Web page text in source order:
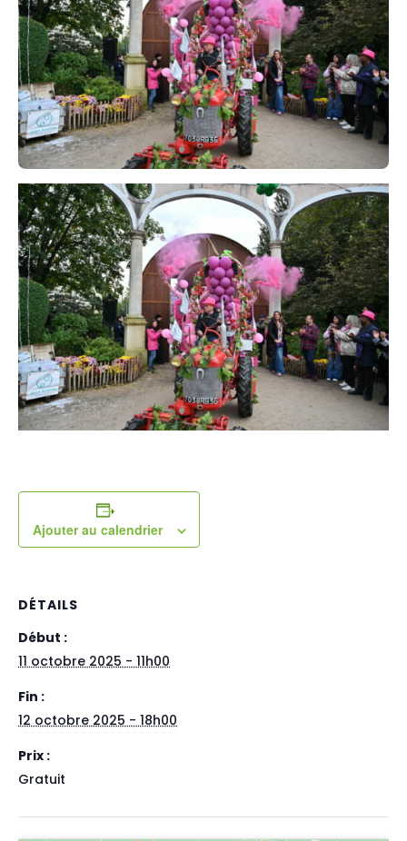
Ajouter au calendrier
DÉTAILS
Début :
11 octobre 2025 - 11h00
Fin :
12 octobre 2025 - 18h00
Prix :
Gratuit